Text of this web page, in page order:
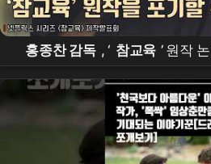
홍종찬 감독 , ‘ 참교육 ’ 원작
던 이유! | 넷플릭스 [ 참교육 ]